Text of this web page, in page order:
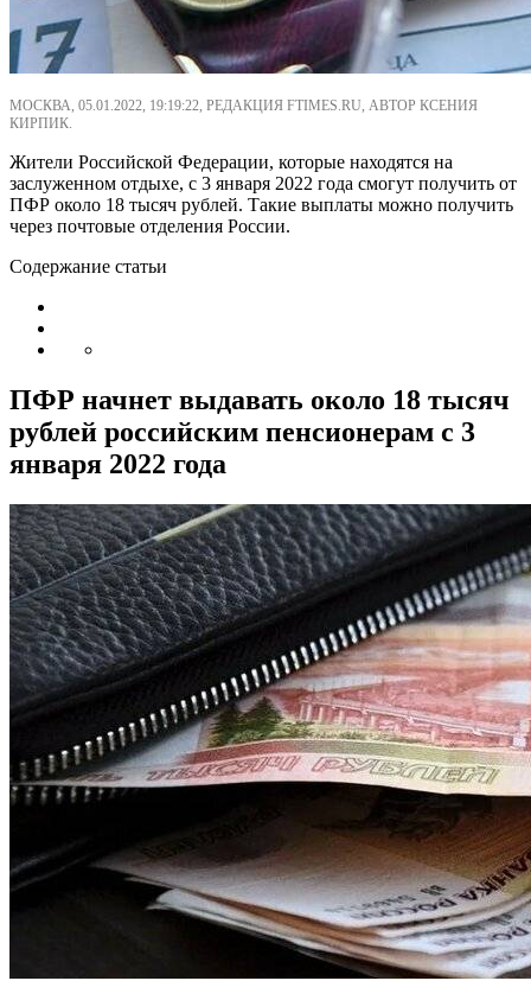
МОСКВА, 05.01.2022, 19:19:22, РЕДАКЦИЯ FTIMES.RU, АВТОР КСЕНИЯ
КИРПИК.
Жители Российской Федерации, которые находятся на
заслуженном отдыхе, с 3 января 2022 года смогут получить от
ПФР около 18 тысяч рублей. Такие выплаты можно получить
через почтовые отделения России.
Содержание статьи
ПФР начнет выдавать около 18 тысяч
рублей российским пенсионерам с 3
января 2022 года